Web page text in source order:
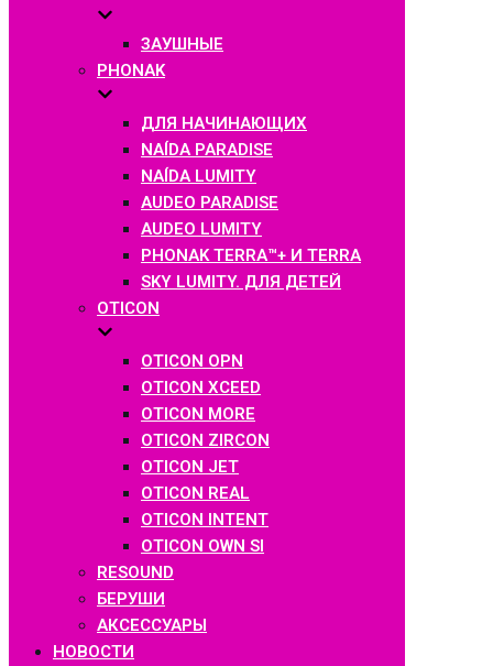
ЗАУШНЫЕ
PHONAK
ДЛЯ НАЧИНАЮЩИХ
NAÍDA PARADISE
NAÍDA LUMITY
AUDEO PARADISE
AUDEO LUMITY
PHONAK TERRA™+ И TERRA
SKY LUMITY. ДЛЯ ДЕТЕЙ
OTICON
OTICON OPN
OTICON XCEED
OTICON MORE
OTICON ZIRCON
OTICON JET
OTICON REAL
OTICON INTENT
OTICON OWN SI
RESOUND
БЕРУШИ
АКСЕССУАРЫ
НОВОСТИ